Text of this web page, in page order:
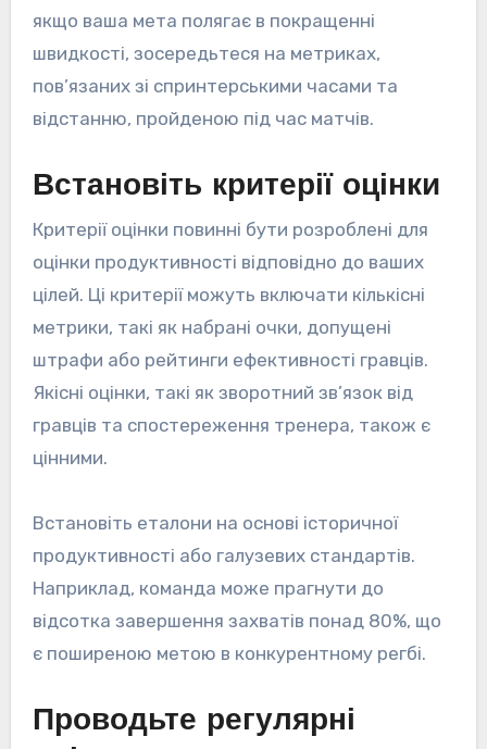
якщо ваша мета полягає в покращенні
швидкості, зосередьтеся на метриках,
пов’язаних зі спринтерськими часами та
відстанню, пройденою під час матчів.
Встановіть критерії оцінки
Критерії оцінки повинні бути розроблені для
оцінки продуктивності відповідно до ваших
цілей. Ці критерії можуть включати кількісні
метрики, такі як набрані очки, допущені
штрафи або рейтинги ефективності гравців.
Якісні оцінки, такі як зворотний зв’язок від
гравців та спостереження тренера, також є
цінними.
Встановіть еталони на основі історичної
продуктивності або галузевих стандартів.
Наприклад, команда може прагнути до
відсотка завершення захватів понад 80%, що
є поширеною метою в конкурентному регбі.
Проводьте регулярні